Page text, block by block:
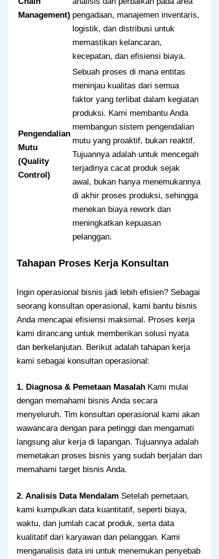
Management) pengadaan, manajemen inventaris,
logistik, dan distribusi untuk
memastikan kelancaran,
kecepatan, dan efisiensi biaya.
Pengendalian
Mutu
(Quality
Control)
Sebuah proses di mana entitas
meninjau kualitas dari semua
faktor yang terlibat dalam kegiatan
produksi. Kami membantu Anda
membangun sistem pengendalian
mutu yang proaktif, bukan reaktif.
Tujuannya adalah untuk mencegah
terjadinya cacat produk sejak
awal, bukan hanya menemukannya
di akhir proses produksi, sehingga
menekan biaya rework dan
meningkatkan kepuasan
pelanggan.
Tahapan Proses Kerja Konsultan
Ingin operasional bisnis jadi lebih efisien? Sebagai
seorang konsultan operasional, kami bantu bisnis
Anda mencapai efisiensi maksimal. Proses kerja
kami dirancang untuk memberikan solusi nyata
dan berkelanjutan. Berikut adalah tahapan kerja
kami sebagai konsultan operasional:
1. Diagnosa & Pemetaan Masalah Kami mulai
dengan memahami bisnis Anda secara
menyeluruh. Tim konsultan operasional kami akan
wawancara dengan para petinggi dan mengamati
langsung alur kerja di lapangan. Tujuannya adalah
memetakan proses bisnis yang sudah berjalan dan
memahami target bisnis Anda.
2. Analisis Data Mendalam Setelah pemetaan,
kami kumpulkan data kuantitatif, seperti biaya,
waktu, dan jumlah cacat produk, serta data
kualitatif dari karyawan dan pelanggan. Kami
menganalisis data ini untuk menemukan penyebab